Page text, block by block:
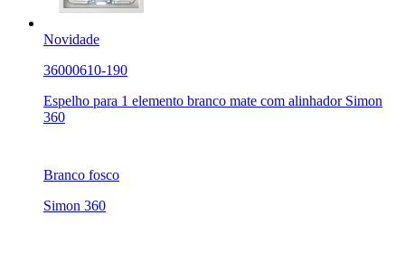
Novidade
36000610-190
Espelho para 1 elemento branco mate com alinhador Simon
360
Branco fosco
Simon 360